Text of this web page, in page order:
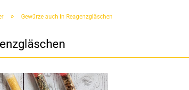
» Gewürze auch in Reagenzgläschen